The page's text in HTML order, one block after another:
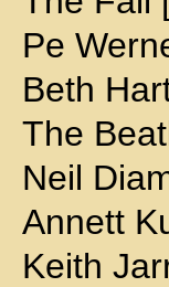
Pe
Beth
The
Neil
Annett
Keith